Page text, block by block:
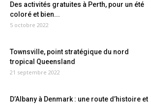
Des activités gratuites à Perth, pour un été
coloré et bien...
5 octobre 2022
Townsville, point stratégique du nord
tropical Queensland
21 septembre 2022
D’Albany à Denmark : une route d’histoire et